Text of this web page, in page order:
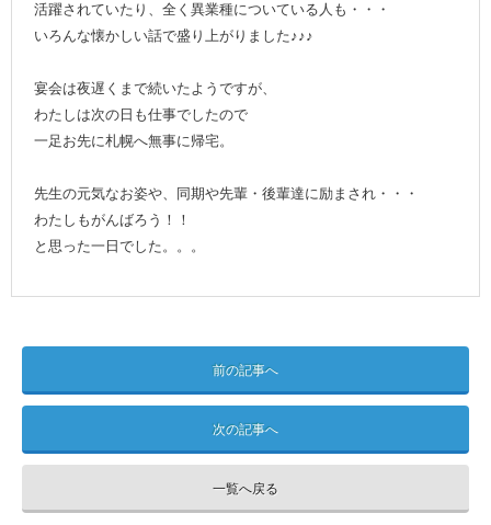
活躍されていたり、全く異業種についている人も・・・
いろんな懐かしい話で盛り上がりました♪♪♪
宴会は夜遅くまで続いたようですが、
わたしは次の日も仕事でしたので
一足お先に札幌へ無事に帰宅。
先生の元気なお姿や、同期や先輩・後輩達に励まされ・・・
わたしもがんばろう！！
と思った一日でした。。。
前の記事へ
次の記事へ
一覧へ戻る